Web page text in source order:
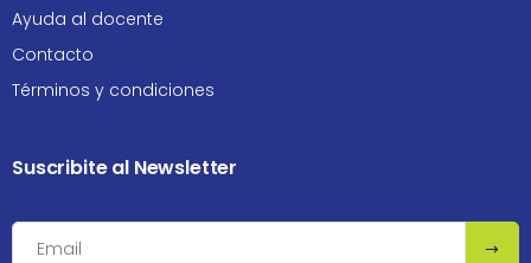
Ayuda al docente
Contacto
Términos y condiciones
Suscribite al Newsletter